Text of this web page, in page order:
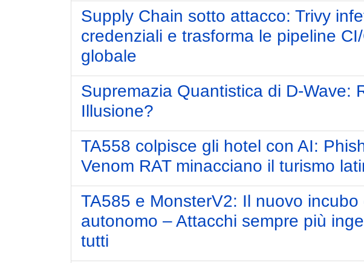
Supply Chain sotto attacco: Trivy
credenziali e trasforma le pipeline
globale
Supremazia Quantistica di D-Wave:
Illusione?
TA558 colpisce gli hotel con AI:
Venom RAT minacciano il turismo
TA585 e MonsterV2: Il nuovo incubo
autonomo – Attacchi sempre più
tutti